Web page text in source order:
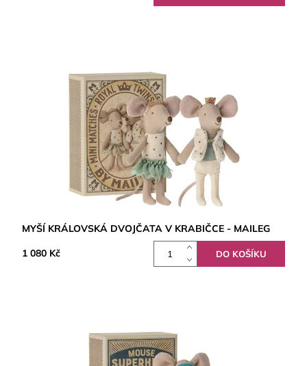
MYŠÍ KRÁLOVSKÁ DVOJČATA V KRABIČCE - MAILEG
1 080 Kč